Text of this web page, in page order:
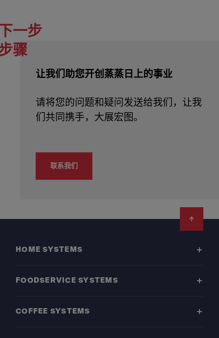
一步
骤
让我们助您开创蒸蒸日上的事业
请将您的问题和疑问发送给我们，让我
联系我们
HOME SYSTEMS
FOODSERVICE SYSTEMS
COFFEE SYSTEMS